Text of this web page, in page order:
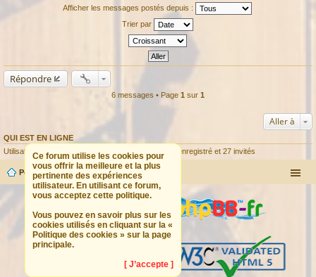
Afficher les messages postés depuis :
Trier par
Répondre
6 messages • Page 1 sur 1
Aller à
QUI EST EN LIGNE
Utilisateurs parcourant ce forum : Aucun utilisateur enregistré et 27 invités
Ce forum utilise les cookies pour
vous offrir la meilleure et la plus
pertinente des expériences
utilisateur. En utilisant ce forum,
vous acceptez cette politique.
Vous pouvez en savoir plus sur les
cookies utilisés en cliquant sur la «
Politique des cookies » sur la page
principale.
[ J’accepte ]
Portail Forum